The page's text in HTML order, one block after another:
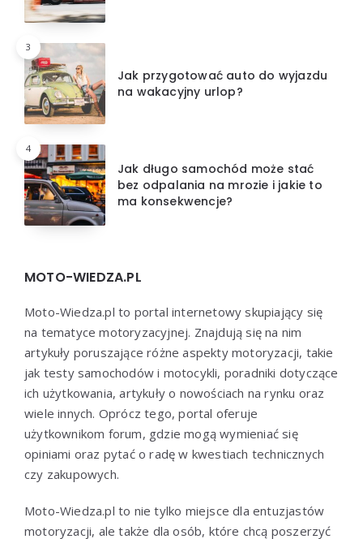
3
Jak przygotować auto do wyjazdu
na wakacyjny urlop?
4
Jak długo samochód może stać
bez odpalania na mrozie i jakie to
ma konsekwencje?
MOTO-WIEDZA.PL
Moto-Wiedza.pl to portal internetowy skupiający się
na tematyce motoryzacyjnej. Znajdują się na nim
artykuły poruszające różne aspekty motoryzacji, takie
jak testy samochodów i motocykli, poradniki dotyczące
ich użytkowania, artykuły o nowościach na rynku oraz
wiele innych. Oprócz tego, portal oferuje
użytkownikom forum, gdzie mogą wymieniać się
opiniami oraz pytać o radę w kwestiach technicznych
czy zakupowych.
Moto-Wiedza.pl to nie tylko miejsce dla entuzjastów
motoryzacji, ale także dla osób, które chcą poszerzyć